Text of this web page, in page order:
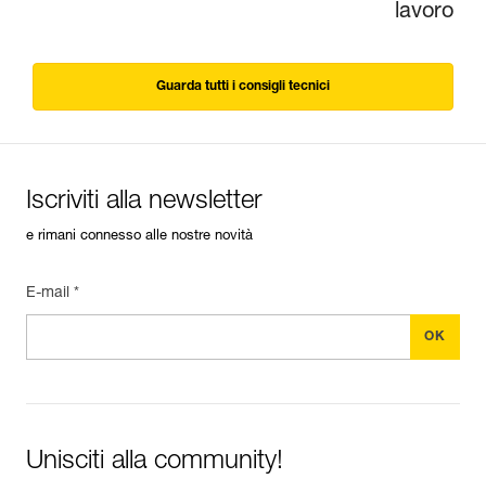
lavoro
Guarda tutti i consigli tecnici
Iscriviti alla newsletter
e rimani connesso alle nostre novità
E-mail *
Unisciti alla community!